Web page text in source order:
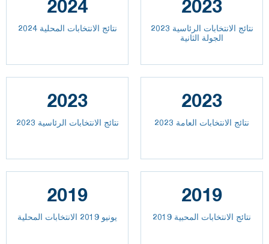
2024
نتائج الانتخابات المحلية 2024
2023
نتائج الانتخابات الرئاسية 2023
الجولة الثانية
2023
نتائج الانتخابات الرئاسية 2023
2023
2023 نتائج الانتخابات العامة
2019
يونيو 2019 الانتخابات المحلية
2019
نتائج الانتخابات المحبية 2019